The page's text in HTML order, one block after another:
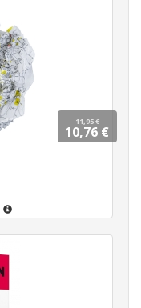
11,95 €
10,76 €